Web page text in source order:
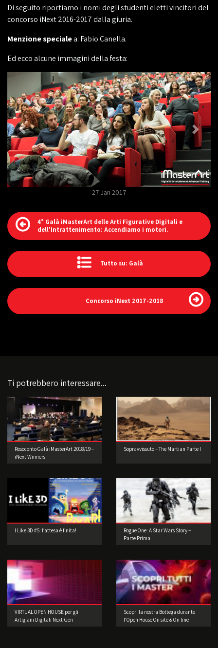
Di seguito riportiamo i nomi degli studenti eletti vincitori del
concorso iNext 2016-2017 dalla giuria.
Menzione specialea: Fabio Canella.
Ed ecco alcune immagini della festa:
27 Jan 2017
4° Galà iMasterArt delle Arti Figurative Digitali e
dell'Intrattenimento: Accendiamo i motori.
Tutto su: Galà
Concorso iNext 2017-2018
Ti potrebbero interessare...
Resoconto Galà iMasterArt 2018/19 –
iNext Winners
Sopravvissuto – The Martian Parte I
I Like 3D #5: l’attesa è finita!
Rogue One: A Star Wars Story –
Parte Prima
VIRTUAL OPEN HOUSE per gli
Artigiani Digitali Next-Gen
Scopri la nostra Bottega durante
l’Open House On site & On line